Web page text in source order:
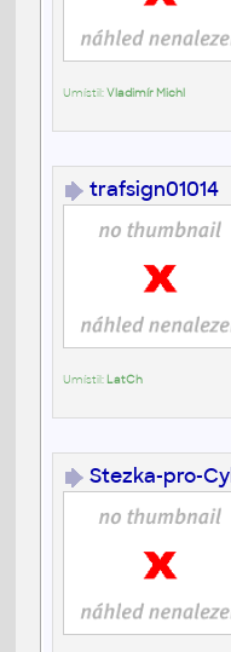
Umístil:Vladimír Michl
trafsign01014
Umístil: LatCh
Stezka-pro-